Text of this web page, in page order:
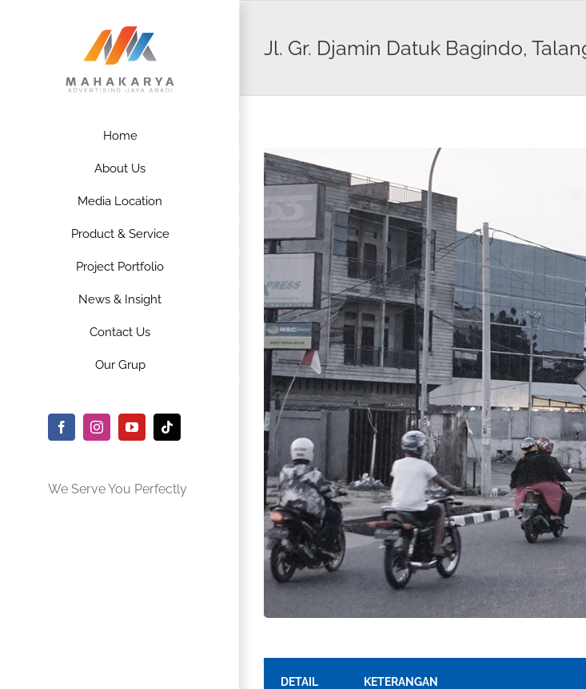
Home
About Us
Media Location
Product & Service
Project Portfolio
News & Insight
Contact Us
Our Grup
FacebookInstagramYouTubeTiktok
We Serve You Perfectly
Jl. Gr. Djamin Datuk Bagindo,
DETAIL KETERANGAN